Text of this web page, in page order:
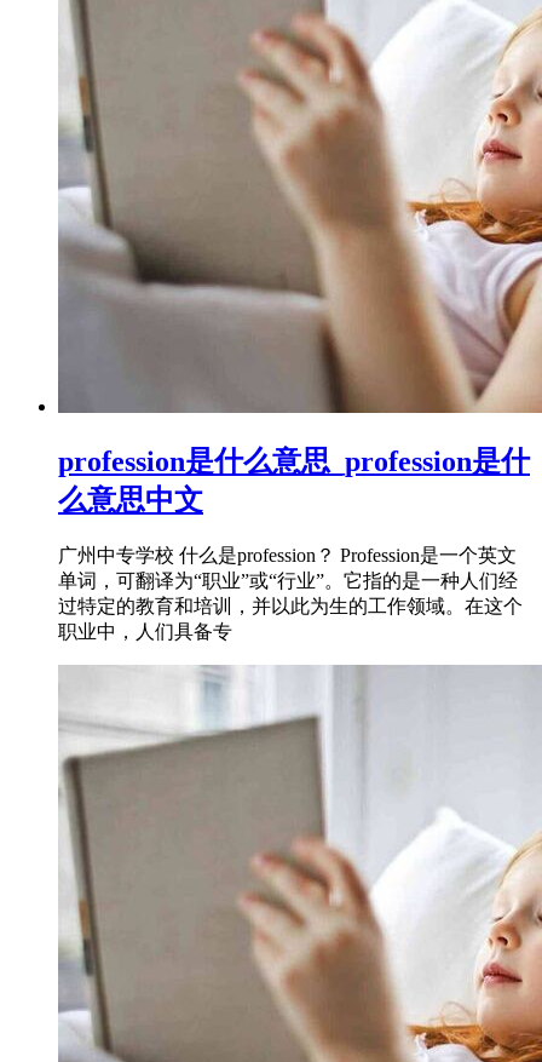
profession是什么意思_profession是什
么意思中文
广州中专学校 什么是profession？ Profession是一个英文
单词，可翻译为“职业”或“行业”。它指的是一种人们经
过特定的教育和培训，并以此为生的工作领域。在这个
职业中，人们具备专